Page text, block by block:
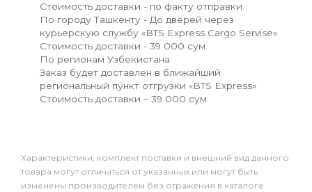
Стоимость доставки - по факту отправки.
По городу Ташкенту - До дверей через
курьерскую службу «BTS Express Cargo Servise»
Стоимость доставки - 39 000 сум.
По регионам Узбекистана
Заказ будет доставлен в ближайший
региональный пункт отгрузки «BTS Express»
Стоимость доставки – 39 000 сум.
Xарактеристики, комплект поставки и внешний вид данного
товара могут отличаться от указанных или могут быть
изменены производителем без отражения в каталоге